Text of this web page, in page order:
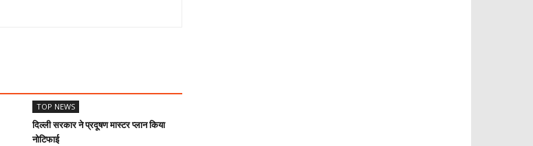
TOP NEWS
दिल्ली सरकार ने प्रदूषण मास्टर प्लान किया
नोटिफाई